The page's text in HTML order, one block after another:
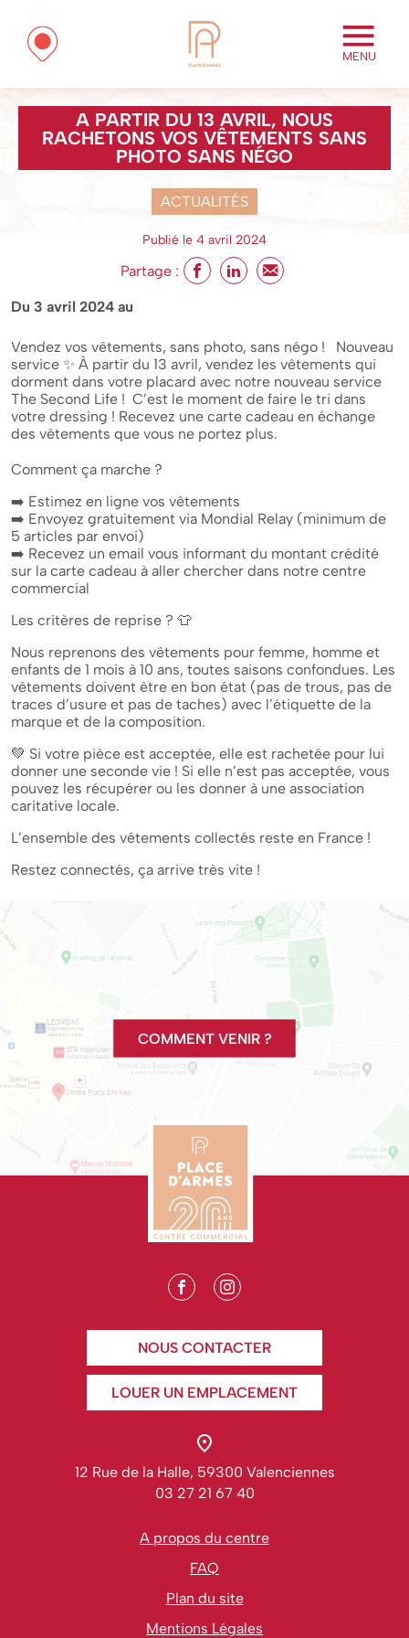
MENU
A PARTIR DU 13 AVRIL, NOUS
RACHETONS VOS VÊTEMENTS SANS
PHOTO SANS NÉGO
ACTUALITÉS
Publié le 4 avril 2024
Partage :
Du 3 avril 2024 au
Vendez vos vêtements, sans photo, sans négo ! Nouveau
service ✨ À partir du 13 avril, vendez les vêtements qui
dorment dans votre placard avec notre nouveau service
The Second Life ! C’est le moment de faire le tri dans
votre dressing ! Recevez une carte cadeau en échange
des vêtements que vous ne portez plus.
Comment ça marche ?
➡️ Estimez en ligne vos vêtements
➡️ Envoyez gratuitement via Mondial Relay (minimum de
5 articles par envoi)
➡️ Recevez un email vous informant du montant crédité
sur la carte cadeau à aller chercher dans notre centre
commercial
Les critères de reprise ? 👕
Nous reprenons des vêtements pour femme, homme et
enfants de 1 mois à 10 ans, toutes saisons confondues. Les
vêtements doivent être en bon état (pas de trous, pas de
traces d’usure et pas de taches) avec l’étiquette de la
marque et de la composition.
💚 Si votre pièce est acceptée, elle est rachetée pour lui
donner une seconde vie ! Si elle n’est pas acceptée, vous
pouvez les récupérer ou les donner à une association
caritative locale.
L’ensemble des vêtements collectés reste en France !
Restez connectés, ça arrive très vite !
COMMENT VENIR ?
NOUS CONTACTER
LOUER UN EMPLACEMENT
12 Rue de la Halle, 59300 Valenciennes
03 27 21 67 40
A propos du centre
FAQ
Plan du site
Mentions Légales